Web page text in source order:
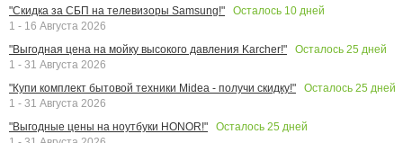
"Скидка за СБП на телевизоры Samsung!"
Осталось 10 дней
1 - 16 Августа 2026
"Выгодная цена на мойку высокого давления Karcher!"
Осталось 25 дней
1 - 31 Августа 2026
"Купи комплект бытовой техники Midea - получи скидку!"
Осталось 25 дней
1 - 31 Августа 2026
"Выгодные цены на ноутбуки HONOR!"
Осталось 25 дней